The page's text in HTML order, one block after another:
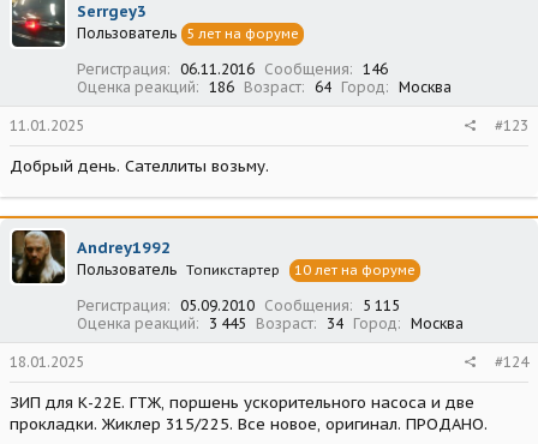
Serrgey3
Пользователь 5 лет на форуме
Регистрация 06.11.2016 Сообщения
146
Оценка реакций
186 Возраст 64 Город Москва
11.01.2025 #123
Добрый день. Сателлиты возьму.
Andrey1992
Пользователь Топикстартер 10 лет на форуме
Регистрация 05.09.2010 Сообщения
5 115
Оценка реакций
3 445 Возраст 34 Город Москва
18.01.2025 #124
ЗИП для К-22Е. ГТЖ, поршень ускорительного насоса и две
прокладки. Жиклер 315/225. Все новое, оригинал. ПРОДАНО.